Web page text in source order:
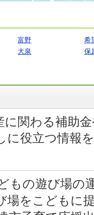
富野
希
大泉
保
に関わる補助
に役立つ情報
もの遊び場の
場をこどもに